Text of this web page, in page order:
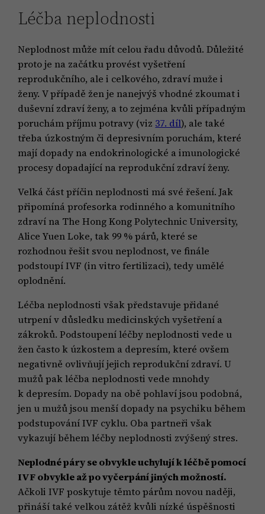
Léčba neplodnosti
Neplodnost může mít celou řadu důvodů. Důležité
proto je na začátku provést vyšetření
reprodukčního, ale i celkového, zdraví muže i
ženy. V případě žen je nanejvýš vhodné zkoumat i
duševní zdraví ženy, a to zejména kvůli případným
poruchám příjmu potravy (viz 37. díl), ale také
třeba úzkostným či depresivním poruchám, které
mají dopady na endokrinologické a imunologické
procesy dopadající na reprodukční zdraví ženy.
Velká část příčin neplodnosti má své řešení. Jak
připomíná profesorka rodinného a komunitního
zdraví na The Hong Kong Polytechnic University,
Alice Yuen Loke, tak 99 % párů, které se
rozhodnou řešit svou neplodnost, ve finále
podstoupí IVF (in vitro fertilizaci), tedy umělé
oplodnění.
Léčba neplodnosti však představuje přidané
utrpení v důsledku medicinských vyšetření a
zákroků. Podstoupení léčby neplodnosti vede u
žen často k úzkostem a depresím, které ovšem
negativně ovlivňují jejich reprodukční zdraví. U
mužů pak léčba neplodnosti vede mnohdy
k depresím. Dopady na obě pohlaví jsou podobná,
jen u mužů jsou menší dopady na psychiku během
podstupování IVF cyklu. Oba partneři však
vykazují během léčby neplodnosti zvýšený stres.
Neplodné páry se obvykle uchylují k léčbě pomocí
IVF obvykle až po vyčerpání jiných možností.
Ačkoli IVF poskytuje těmto párům novou naději,
přináší také velkou zátěž kvůli nízké úspěšnosti